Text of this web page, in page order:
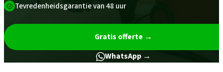
Tevredenheidsgarantie van 48 uur
Gratis offerte →
WhatsApp →